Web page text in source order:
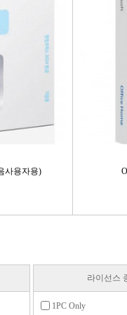
사용자용)
라이선스
1PC Only